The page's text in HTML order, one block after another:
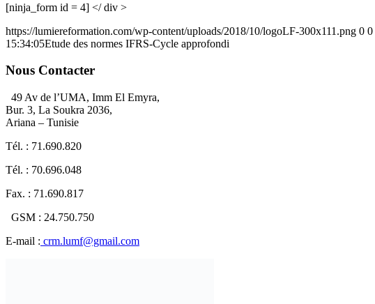
[ninja_form id = 4] </ div >
https://lumiereformation.com/wp-content/uploads/2018/10/logoLF-300x111.png 0 0
15:34:05Etude des normes IFRS-Cycle approfondi
Nous Contacter
49 Av de l’UMA, Imm El Emyra,
Bur. 3, La Soukra 2036,
Ariana – Tunisie
Tél. : 71.690.820
Tél. : 70.696.048
Fax. : 71.690.817
GSM : 24.750.750
E-mail : crm.lumf@gmail.com